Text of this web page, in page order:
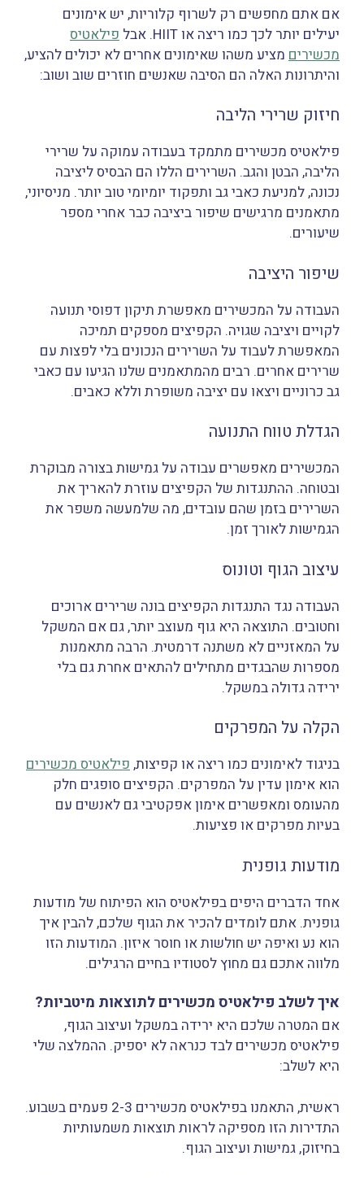
אם אתם מחפשים רק לשרוף קלוריות, יש אימונים
יעילים יותר לכך כמו ריצה או HIIT. אבל
פילאטיס
מכשירים מציע משהו שאימונים אחרים לא יכולים להציע,
והיתרונות האלה הם הסיבה שאנשים חוזרים שוב ושוב:
חיזוק שרירי הליבה
פילאטיס מכשירים מתמקד בעבודה עמוקה על שרירי
הליבה, הבטן והגב. השרירים הללו הם הבסיס ליציבה
נכונה, למניעת כאבי גב ותפקוד יומיומי טוב יותר. מניסיוני,
מתאמנים מרגישים שיפור ביציבה כבר אחרי מספר
שיעורים.
שיפור היציבה
העבודה על המכשירים מאפשרת תיקון דפוסי תנועה
לקויים ויציבה שגויה. הקפיצים מספקים תמיכה
המאפשרת לעבוד על השרירים הנכונים בלי לפצות עם
שרירים אחרים. רבים מהמתאמנים שלנו הגיעו עם כאבי
גב כרוניים ויצאו עם יציבה משופרת וללא כאבים.
הגדלת טווח התנועה
המכשירים מאפשרים עבודה על גמישות בצורה מבוקרת
ובטוחה. ההתנגדות של הקפיצים עוזרת להאריך את
השרירים בזמן שהם עובדים, מה שלמעשה משפר את
הגמישות לאורך זמן.
עיצוב הגוף וטונוס
העבודה נגד התנגדות הקפיצים בונה שרירים ארוכים
וחטובים. התוצאה היא גוף מעוצב יותר, גם אם המשקל
על המאזניים לא משתנה דרמטית. הרבה מתאמנות
מספרות שהבגדים מתחילים להתאים אחרת גם בלי
ירידה גדולה במשקל.
הקלה על המפרקים
בניגוד לאימונים כמו ריצה או קפיצות,פילאטיס מכשירים
הוא אימון עדין על המפרקים. הקפיצים סופגים חלק
מהעומס ומאפשרים אימון אפקטיבי גם לאנשים עם
בעיות מפרקים או פציעות.
מודעות גופנית
אחד הדברים היפים בפילאטיס הוא הפיתוח של מודעות
גופנית. אתם לומדים להכיר את הגוף שלכם, להבין איך
הוא נע ואיפה יש חולשות או חוסר איזון. המודעות הזו
מלווה אתכם גם מחוץ לסטודיו בחיים הרגילים.
איך לשלב פילאטיס מכשירים לתוצאות מיטביות?
אם המטרה שלכם היא ירידה במשקל ועיצוב הגוף,
פילאטיס מכשירים לבד כנראה לא יספיק. ההמלצה שלי
היא לשלב:
ראשית, התאמנו בפילאטיס מכשירים 2-3 פעמים בשבוע.
התדירות הזו מספיקה לראות תוצאות משמעותיות
בחיזוק, גמישות ועיצוב הגוף.